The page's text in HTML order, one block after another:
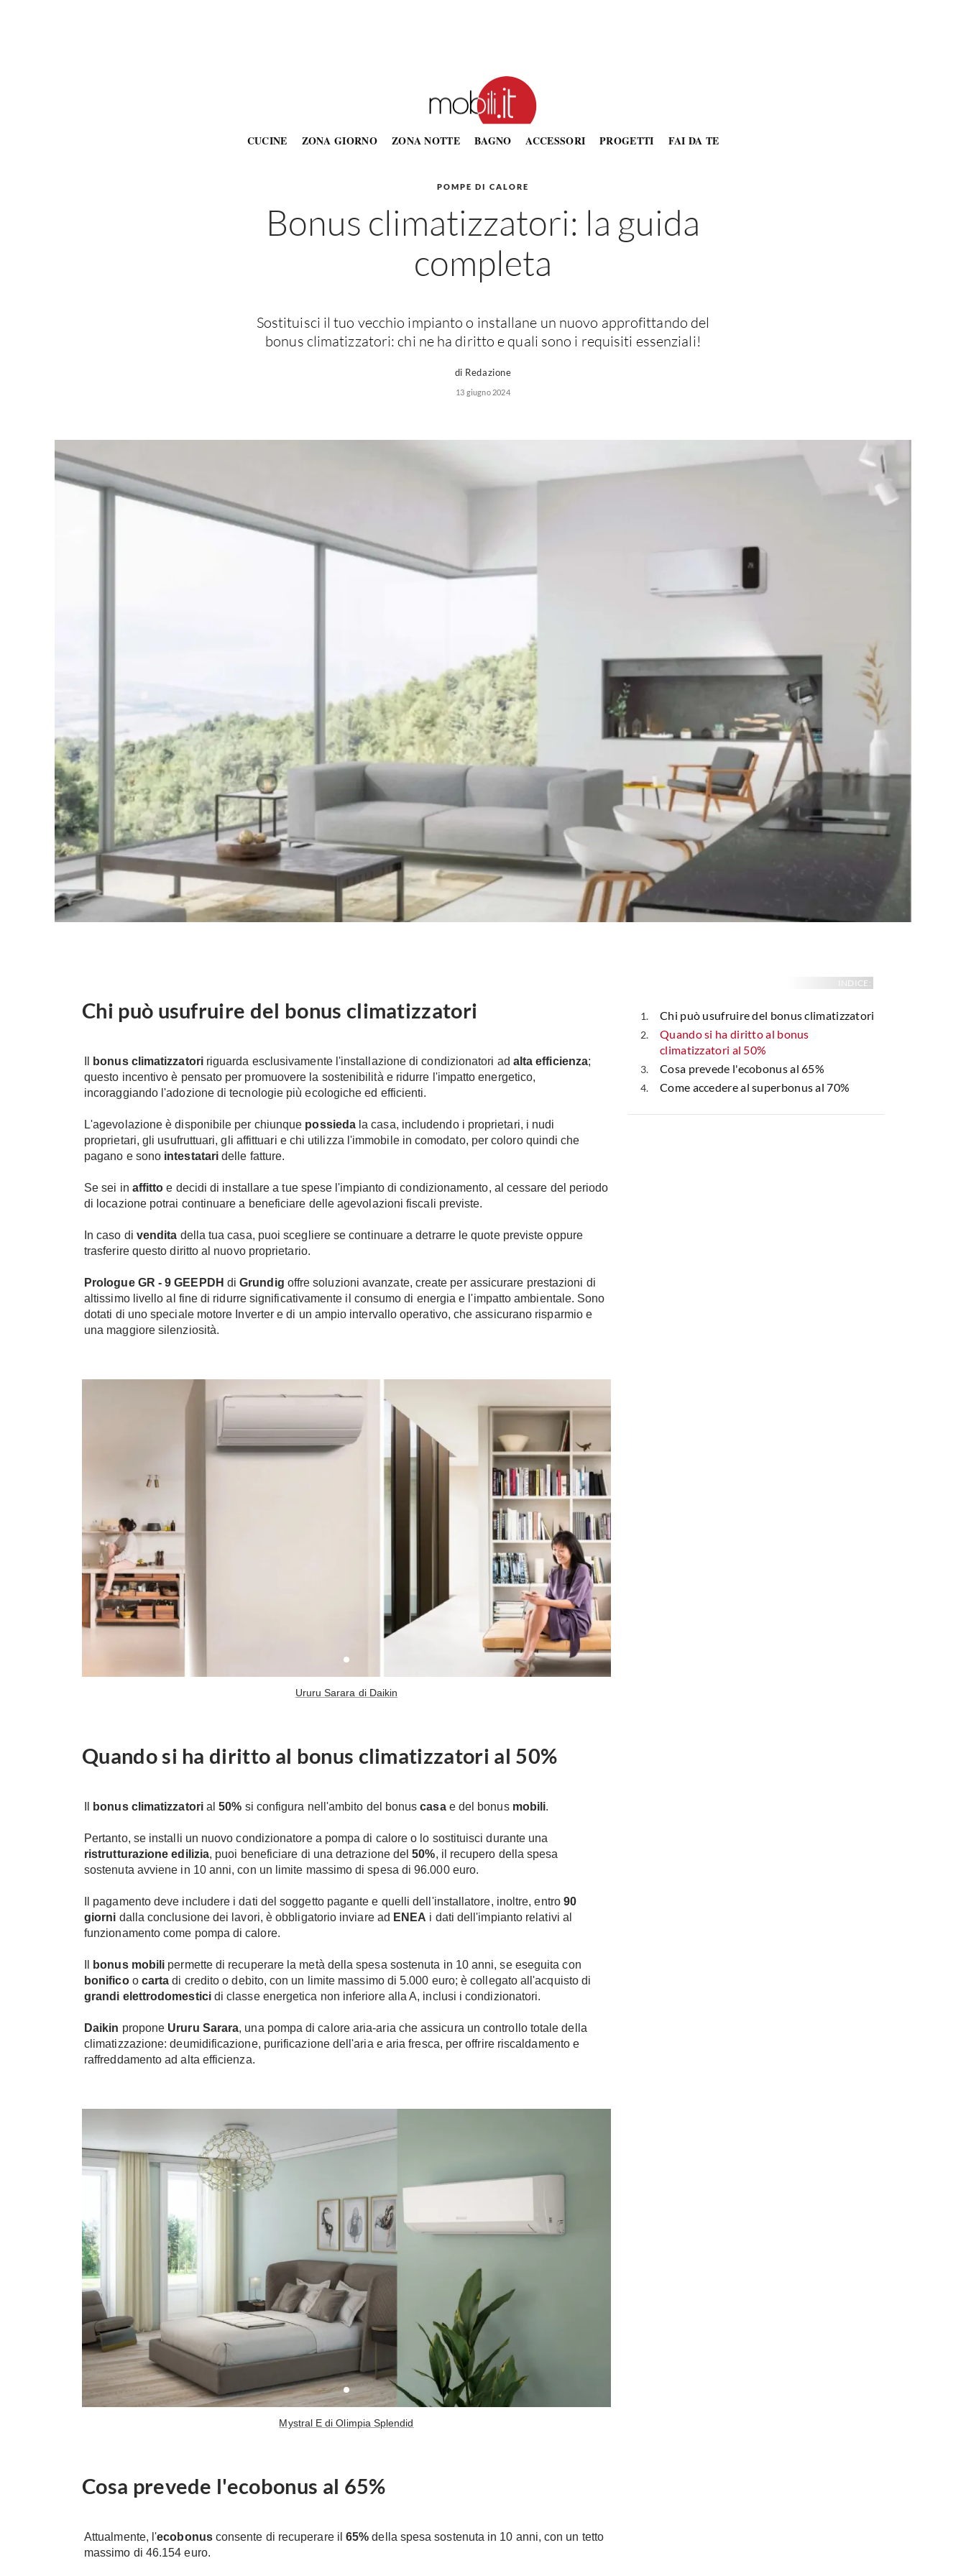
CUCINE ZONA GIORNO ZONA NOTTE BAGNO ACCESSORI PROGETTI FAI DA TE
POMPE DI CALORE
Bonus climatizzatori: la guida
completa
Sostituisci il tuo vecchio impianto o installane un nuovo approfittando del
bonus climatizzatori: chi ne ha diritto e quali sono i requisiti essenziali!
di Redazione
13 giugno 2024
Chi può usufruire del bonus climatizzatori
bonus climatizzatoririguarda esclusivamente l'installazione di condizionatori ad alta efficienza;
questo incentivo è pensato per promuovere la sostenibilità e ridurre l'impatto energetico,
incoraggiando l'adozione di tecnologie più ecologiche ed efficienti.
L'agevolazione è disponibile per chiunque possieda la casa, includendo i proprietari, i nudi
proprietari, gli usufruttuari, gli affittuari e chi utilizza l'immobile in comodato, per coloro quindi che
pagano e sono intestatari delle fatture.
Se sei in affittoe decidi di installare a tue spese l'impianto di condizionamento, al cessare del periodo
di locazione potrai continuare a beneficiare delle agevolazioni fiscali previste.
In caso di vendita della tua casa, puoi scegliere se continuare a detrarre le quote previste oppure
trasferire questo diritto al nuovo proprietario.
Prologue GR - 9 GEEPDH diGrundig offre soluzioni avanzate, create per assicurare prestazioni di
altissimo livello al fine di ridurre significativamente il consumo di energia e l'impatto ambientale. Sono
dotati di uno speciale motore Inverter e di un ampio intervallo operativo, che assicurano risparmio e
una maggiore silenziosità.
Ururu Sarara di Daikin
Quando si ha diritto al bonus climatizzatori al 50%
bonus climatizzatori al50% si configura nell'ambito del bonus casae del bonus mobili.
Pertanto, se installi un nuovo condizionatore a pompa di calore o lo sostituisci durante una
ristrutturazione edilizia, puoi beneficiare di una detrazione del50%, il recupero della spesa
sostenuta avviene in 10 anni, con un limite massimo di spesa di 96.000 euro.
Il pagamento deve includere i dati del soggetto pagante e quelli dell'installatore, inoltre, entro 90
giorni dalla conclusione dei lavori, è obbligatorio inviare ad ENEA i dati dell'impianto relativi al
funzionamento come pompa di calore.
bonus mobili permette di recuperare la metà della spesa sostenuta in 10 anni, se eseguita con
bonifico o carta di credito o debito, con un limite massimo di 5.000 euro; è collegato all'acquisto di
grandi elettrodomesticidi classe energetica non inferiore alla A, inclusi i condizionatori.
Daikin propone Ururu Sarara, una pompa di calore aria-aria che assicura un controllo totale della
climatizzazione: deumidificazione, purificazione dell'aria e aria fresca, per offrire riscaldamento e
raffreddamento ad alta efficienza.
Mystral E di Olimpia Splendid
Cosa prevede l'ecobonus al 65%
Attualmente, l'ecobonusconsente di recuperare il 65% della spesa sostenuta in 10 anni, con un tetto
massimo di 46.154 euro.
INDICE:
Chi può usufruire del bonus climatizzatori
Quando si ha diritto al bonus
climatizzatori al 50%
Cosa prevede l'ecobonus al 65%
Come accedere al superbonus al 70%